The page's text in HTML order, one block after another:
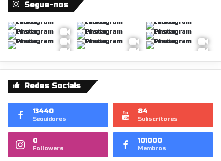
Segue-nos
Redes Sociais
13440
Seguidores
84
Subscritores
0
Followers
101000
Membros